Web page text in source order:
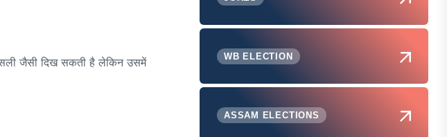
जैसी दिख सकती है लेकिन उसमें
WB ELECTION
ASSAM ELECTIONS